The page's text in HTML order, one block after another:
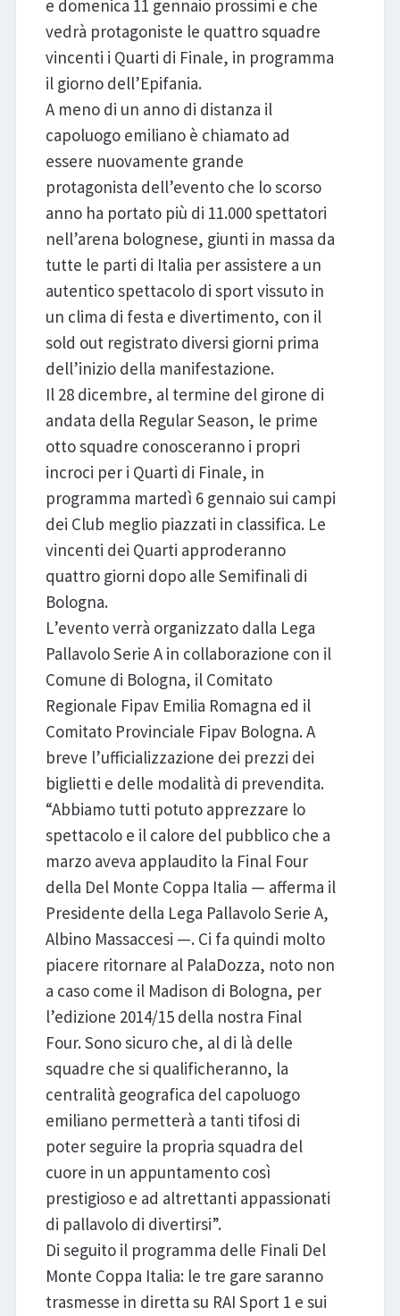
e domenica 11 gennaio prossimi e che
vedrà protagoniste le quattro squadre
vincenti i Quarti di Finale, in programma
il giorno dell’Epifania.
A meno di un anno di distanza il
capoluogo emiliano è chiamato ad
essere nuovamente grande
protagonista dell’evento che lo scorso
anno ha portato più di 11.000 spettatori
nell’arena bolognese, giunti in massa da
tutte le parti di Italia per assistere a un
autentico spettacolo di sport vissuto in
un clima di festa e divertimento, con il
sold out registrato diversi giorni prima
dell’inizio della manifestazione.
Il 28 dicembre, al termine del girone di
andata della Regular Season, le prime
otto squadre conosceranno i propri
incroci per i Quarti di Finale, in
programma martedì 6 gennaio sui campi
dei Club meglio piazzati in classifica. Le
vincenti dei Quarti approderanno
quattro giorni dopo alle Semifinali di
Bologna.
L’evento verrà organizzato dalla Lega
Pallavolo Serie A in collaborazione con il
Comune di Bologna, il Comitato
Regionale Fipav Emilia Romagna ed il
Comitato Provinciale Fipav Bologna. A
breve l’ufficializzazione dei prezzi dei
biglietti e delle modalità di prevendita.
“Abbiamo tutti potuto apprezzare lo
spettacolo e il calore del pubblico che a
marzo aveva applaudito la Final Four
della Del Monte Coppa Italia — afferma il
Presidente della Lega Pallavolo Serie A,
Albino Massaccesi —. Ci fa quindi molto
piacere ritornare al PalaDozza, noto non
a caso come il Madison di Bologna, per
l’edizione 2014/15 della nostra Final
Four. Sono sicuro che, al di là delle
squadre che si qualificheranno, la
centralità geografica del capoluogo
emiliano permetterà a tanti tifosi di
poter seguire la propria squadra del
cuore in un appuntamento così
prestigioso e ad altrettanti appassionati
di pallavolo di divertirsi”.
Di seguito il programma delle Finali Del
Monte Coppa Italia: le tre gare saranno
trasmesse in diretta su RAI Sport 1 e sui